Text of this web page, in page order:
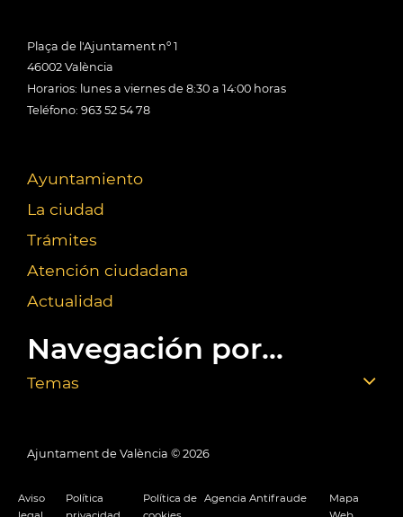
Plaça de l'Ajuntament nº 1
46002 València
Horarios: lunes a viernes de 8:30 a 14:00 horas
Teléfono: 963 52 54 78
Ayuntamiento
La ciudad
Trámites
Atención ciudadana
Actualidad
Navegación por...
Temas
Ajuntament de València © 2026
Aviso
Política
Política de Agencia Antifraude
Mapa